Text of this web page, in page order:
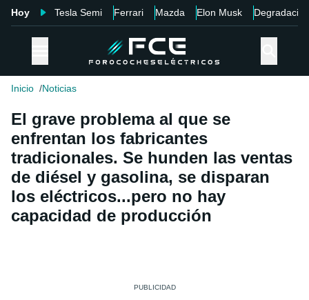
Hoy Tesla Semi Ferrari Mazda Elon Musk Degradación
Inicio Noticias
El grave problema al que se
enfrentan los fabricantes
tradicionales. Se hunden las ventas
de diésel y gasolina, se disparan
los eléctricos...pero no hay
capacidad de producción